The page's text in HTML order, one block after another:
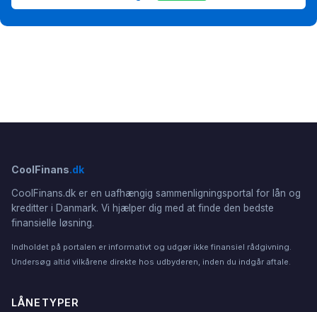
CoolFinans.dk
CoolFinans.dk er en uafhængig sammenligningsportal for lån og
kreditter i Danmark. Vi hjælper dig med at finde den bedste
finansielle løsning.
Indholdet på portalen er informativt og udgør ikke finansiel rådgivning.
Undersøg altid vilkårene direkte hos udbyderen, inden du indgår aftale.
LÅNETYPER